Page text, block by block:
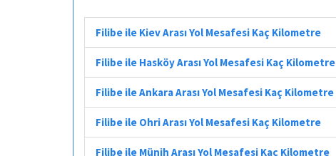
Filibe ile Kiev Arası Yol Mesafesi Kaç Kilometre
Filibe ile Hasköy Arası Yol Mesafesi Kaç Kilometre
Filibe ile Ankara Arası Yol Mesafesi Kaç Kilometre
Filibe ile Ohri Arası Yol Mesafesi Kaç Kilometre
Filibe ile Münih Arası Yol Mesafesi Kaç Kilometre